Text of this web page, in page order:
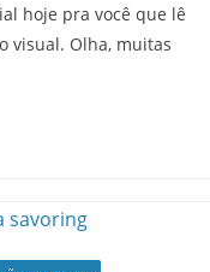
hoje pra você que lê
visual. Olha, muitas